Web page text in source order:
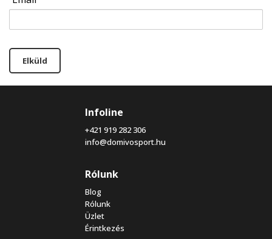
Elküld
Infoline
+421 919 282 306
info@domivosport.hu
Rólunk
Blog
Rólunk
Üzlet
Érintkezés